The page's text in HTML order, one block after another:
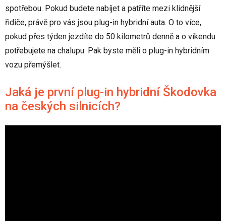
spotřebou. Pokud budete nabíjet a patříte mezi klidnější
řidiče, právě pro vás jsou plug-in hybridní auta. O to více,
pokud přes týden jezdíte do 50 kilometrů denně a o víkendu
potřebujete na chalupu. Pak byste měli o plug-in hybridním
vozu přemýšlet.
Jaká je první plug-in hybridní Škodovka
na českých silnicích?